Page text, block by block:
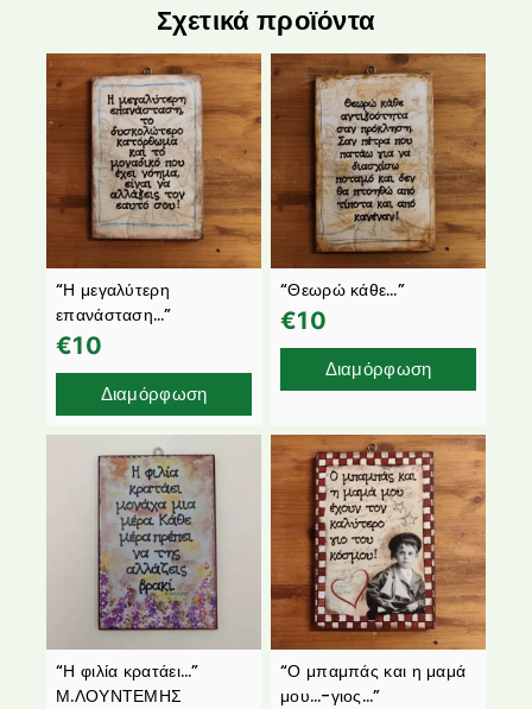
Σχετικά προϊόντα
“Η μεγαλύτερη
επανάσταση…”
€10
Διαμόρφωση
“Θεωρώ κάθε…”
€10
Διαμόρφωση
“Η φιλία κρατάει…”
Μ.ΛΟΥΝΤΕΜΗΣ
“Ο μπαμπάς και η μαμά
μου…-γιος…”